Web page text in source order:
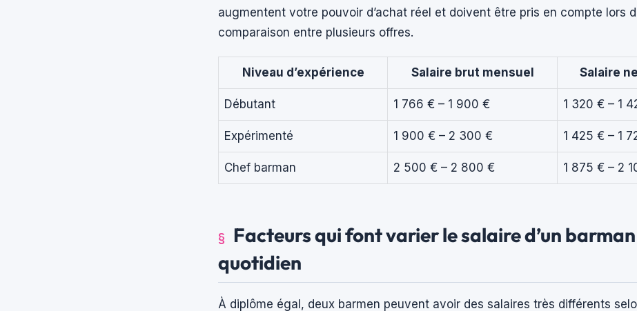
augmentent votre pouvoir d’achat réel et doivent être pris en compte lors
comparaison entre plusieurs offres.
Niveau d’expérience Salaire brut mensuel Salaire
Débutant 1 766 € – 1 900 € 1 320 € – 1
Expérimenté 1 900 € – 2 300 € 1 425 € – 1
Chef barman 2 500 € – 2 800 € 1 875 € – 2
Facteurs qui font varier le salaire d’un
quotidien
À diplôme égal, deux barmen peuvent avoir des salaires très différents